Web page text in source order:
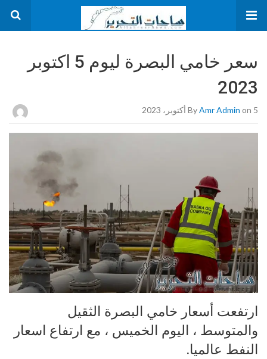
سعر خامي البصرة ليوم 5 اكتوبر
2023
ByAmr Admin on 5 أكتوبر، 2023
ارتفعت أسعار خامي البصرة الثقيل
والمتوسط ، اليوم الخميس ، مع ارتفاع اسعار
النفط عالميا.